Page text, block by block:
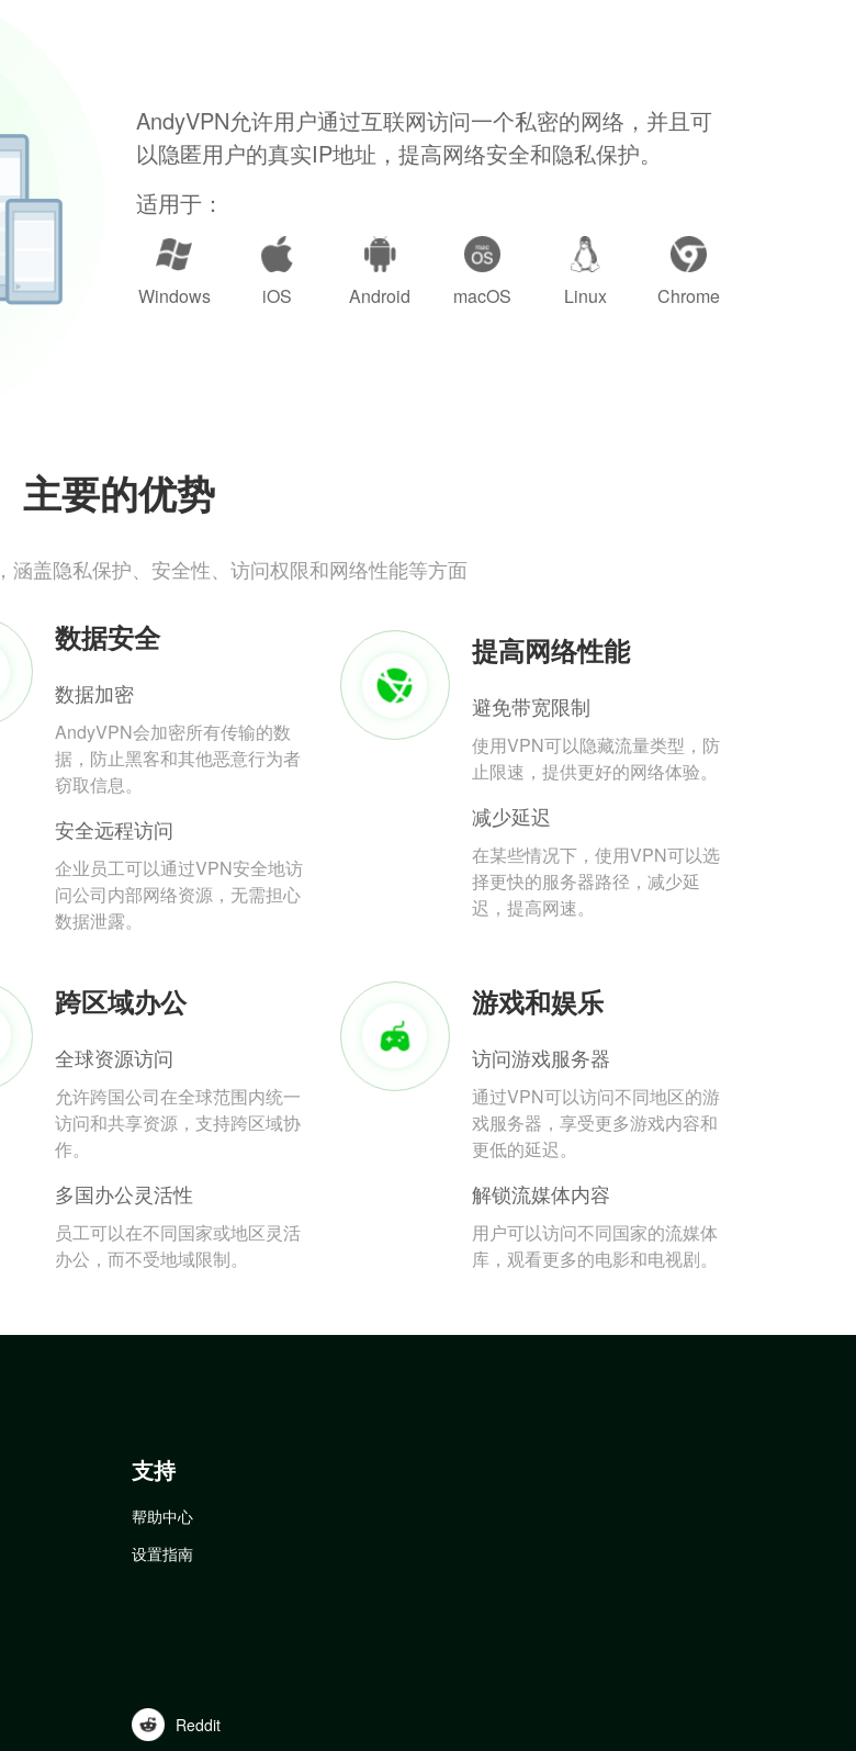
AndyVPN允许用户通过互联网访问一个私密的网络，并且可
以隐匿用户的真实IP地址，提高网络安全和隐私保护。
适用于：
Windows iOS Android macOS Linux Chrome
主要的优势
涵盖隐私保护、安全性、访问权限和网络性能等方面
数据安全
数据加密
AndyVPN会加密所有传输的数
据，防止黑客和其他恶意行为者
窃取信息。
安全远程访问
企业员工可以通过VPN安全地访
问公司内部网络资源，无需担心
数据泄露。
提高网络性能
避免带宽限制
使用VPN可以隐藏流量类型，防
止限速，提供更好的网络体验。
减少延迟
在某些情况下，使用VPN可以选
择更快的服务器路径，减少延
迟，提高网速。
跨区域办公
全球资源访问
允许跨国公司在全球范围内统一
访问和共享资源，支持跨区域协
作。
多国办公灵活性
员工可以在不同国家或地区灵活
办公，而不受地域限制。
游戏和娱乐
访问游戏服务器
通过VPN可以访问不同地区的游
戏服务器，享受更多游戏内容和
更低的延迟。
解锁流媒体内容
用户可以访问不同国家的流媒体
库，观看更多的电影和电视剧。
支持
帮助中心
设置指南
Reddit